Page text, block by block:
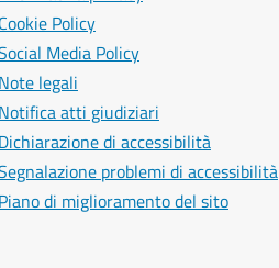
Cookie Policy
Media Policy
Note legali
Notifica atti giudiziari
Dichiarazione di accessibilità
problemi di accessibilità
Piano di miglioramento del sito